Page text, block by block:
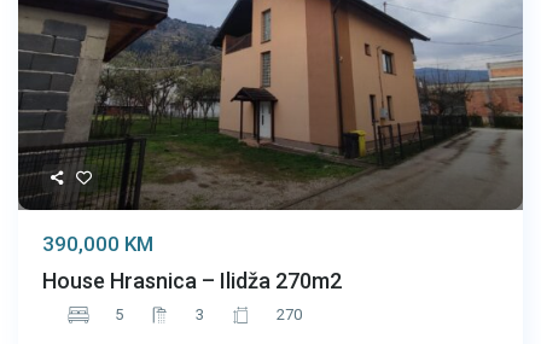
390,000 KM
House Hrasnica – Ilidža 270m2
5 3 270